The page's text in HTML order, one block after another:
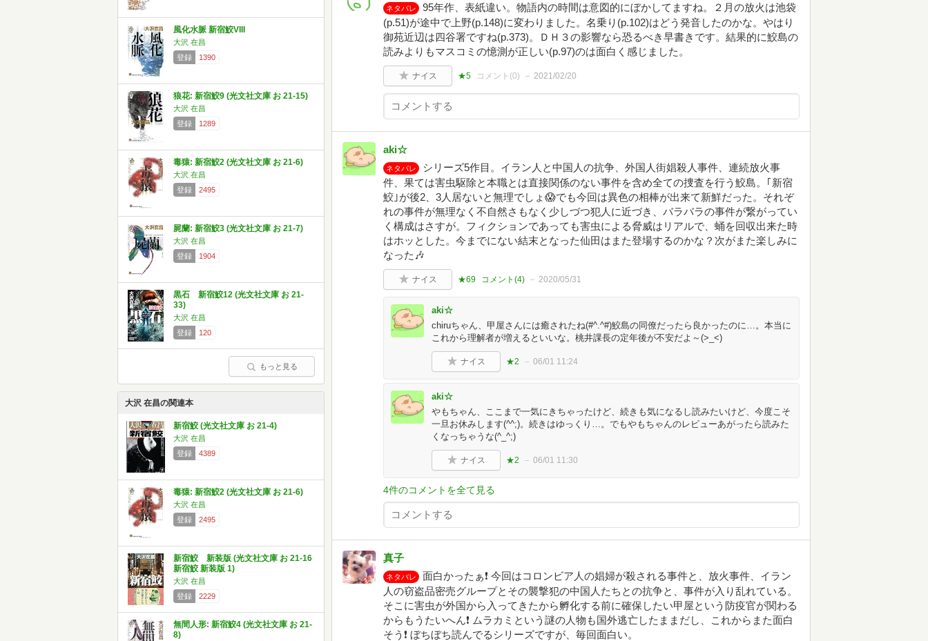
風化水脈 新宿鮫VIII
大沢 在昌
登録
1390
狼花: 新宿鮫9 (光文社文庫 お 21-15)
大沢 在昌
登録
1289
毒猿: 新宿鮫2 (光文社文庫 お 21-6)
大沢 在昌
登録
2495
屍蘭: 新宿鮫3 (光文社文庫 お 21-7)
大沢 在昌
登録
1904
黒石 新宿鮫12 (光文社文庫 お 21-
33)
大沢 在昌
登録
120
もっと見る
大沢 在昌の関連本
新宿鮫 (光文社文庫 お 21-4)
大沢 在昌
登録
4389
毒猿: 新宿鮫2 (光文社文庫 お 21-6)
大沢 在昌
登録
2495
新宿鮫 新装版 (光文社文庫 お 21-16
新宿鮫 新装版 1)
大沢 在昌
登録
2229
無間人形: 新宿鮫4 (光文社文庫 お 21-
8)
ネタバレ
95年作、表紙違い。物語内の時間は意図的にぼかしてますね。２月の放火は池袋
(p.51)が途中で上野(p.148)に変わりました。名乗り(p.102)はどう発音したのかな。やはり
御苑近辺は四谷署ですね(p.373)。ＤＨ３の影響なら恐るべき早書きです。結果的に鮫島の
読みよりもマスコミの憶測が正しい(p.97)のは面白く感じました。
ナイス ★5 コメント(0) 2021/02/20
aki☆
ネタバレ
シリーズ5作目。イラン人と中国人の抗争、外国人街娼殺人事件、連続放火事
件、果ては害虫駆除と本職とは直接関係のない事件を含め全ての捜査を行う鮫島。｢新宿
鮫｣が後2、3人居ないと無理でしょ😱でも今回は異色の相棒が出来て新鮮だった。それぞ
れの事件が無理なく不自然さもなく少しづつ犯人に近づき、バラバラの事件が繋がってい
く構成はさすが。フィクションであっても害虫による脅威はリアルで、蛹を回収出来た時
はホッとした。今までにない結末となった仙田はまた登場するのかな？次がまた楽しみに
なった🎶
ナイス ★69 コメント(4) 2020/05/31
aki☆
chiruちゃん、甲屋さんには癒されたね(#^.^#)鮫島の同僚だったら良かったのに…。本当に
これから理解者が増えるといいな。桃井課長の定年後が不安だよ～(>_<)
ナイス ★2 06/01 11:24
aki☆
やもちゃん、ここまで一気にきちゃったけど、続きも気になるし読みたいけど、今度こそ
一旦お休みします(^^;)。続きはゆっくり…。でもやもちゃんのレビューあがったら読みた
くなっちゃうな(^_^;)
ナイス ★2 06/01 11:30
4件のコメントを全て見る
真子
ネタバレ
面白かったぁ❗ 今回はコロンビア人の娼婦が殺される事件と、放火事件、イラン
人の窃盗品密売グループとその襲撃犯の中国人たちとの抗争と、事件が入り乱れている。
そこに害虫が外国から入ってきたから孵化する前に確保したい甲屋という防疫官が関わる
からもうたいへん❗ ムラカミという謎の人物も国外逃亡したままだし、これからまた面白
そう❗ ぼちぼち読んでるシリーズですが、毎回面白い。